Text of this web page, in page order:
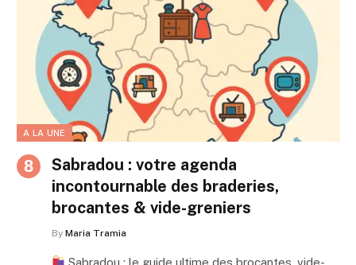
A LA UNE
Sabradou : votre agenda
incontournable des braderies,
brocantes & vide-greniers
By Maria Tramia
Sabradou : le guide ultime des brocantes, vide-